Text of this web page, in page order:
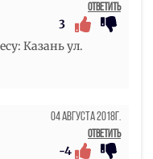
Ответить
3
Казань ул.
04 Августа 2018г.
Ответить
-4